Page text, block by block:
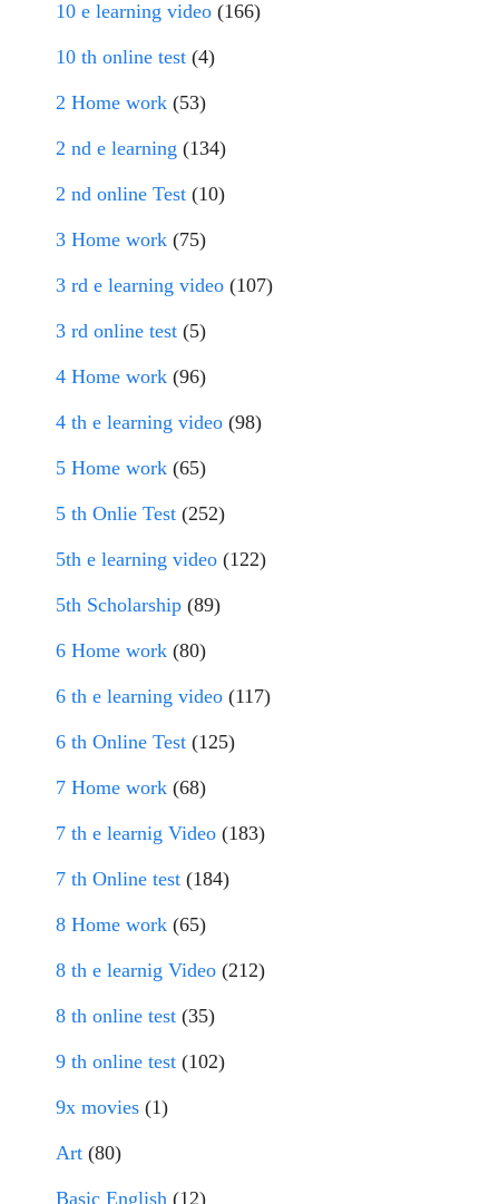
10 e learning video (166)
10 th online test (4)
2 Home work (53)
2 nd e learning (134)
2 nd online Test (10)
3 Home work (75)
3 rd e learning video (107)
3 rd online test (5)
4 Home work (96)
4 th e learning video (98)
5 Home work (65)
5 th Onlie Test (252)
5th e learning video (122)
5th Scholarship (89)
6 Home work (80)
6 th e learning video (117)
6 th Online Test (125)
7 Home work (68)
7 th e learnig Video (183)
7 th Online test (184)
8 Home work (65)
8 th e learnig Video (212)
8 th online test (35)
9 th online test (102)
9x movies (1)
Art (80)
Basic English (12)